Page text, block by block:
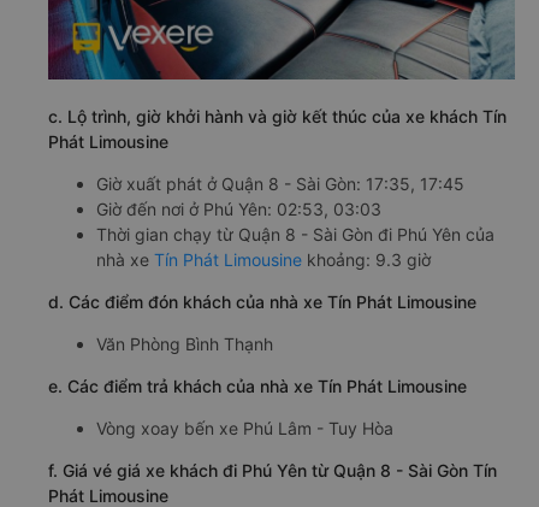
c. Lộ trình, giờ khởi hành và giờ kết thúc của xe khách Tín
Phát Limousine
Giờ xuất phát ở Quận 8 - Sài Gòn: 17:35, 17:45
Giờ đến nơi ở Phú Yên: 02:53, 03:03
Thời gian chạy từ Quận 8 - Sài Gòn đi Phú Yên của
nhà xe Tín Phát Limousine khoảng: 9.3 giờ
d. Các điểm đón khách của nhà xe Tín Phát Limousine
Văn Phòng Bình Thạnh
e. Các điểm trả khách của nhà xe Tín Phát Limousine
Vòng xoay bến xe Phú Lâm - Tuy Hòa
f. Giá vé giá xe khách đi Phú Yên từ Quận 8 - Sài Gòn Tín
Phát Limousine